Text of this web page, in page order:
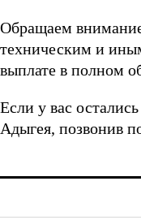
Обращаем
техническим и
выплате в полном
Если у вас
Адыгея, позвонив